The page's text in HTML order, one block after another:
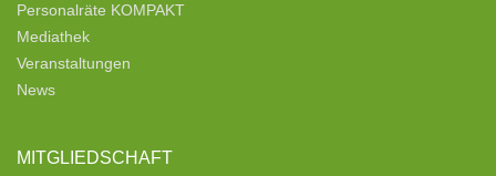
Personalräte KOMPAKT
Mediathek
Veranstaltungen
News
MITGLIEDSCHAFT